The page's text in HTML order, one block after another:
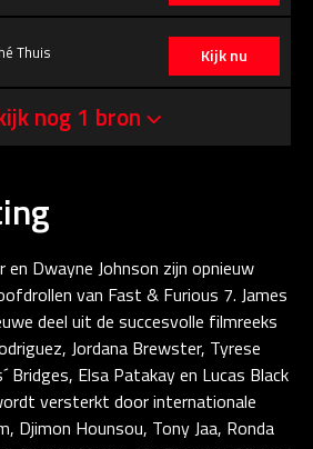
Kijk nu
Thuis
nog 1 bron
en Dwayne Johnson zijn opnieuw
van Fast & Furious 7. James
deel uit de succesvolle filmreeks
Jordana Brewster, Tyrese
Bridges, Elsa Patakay en Lucas Black
versterkt door internationale
Djimon Hounsou, Tony Jaa, Ronda